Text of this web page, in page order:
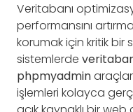
Veritabanı
performansını
korumak için kritik bir
sistemlerde
phpmyadmin
işlemleri kolayca